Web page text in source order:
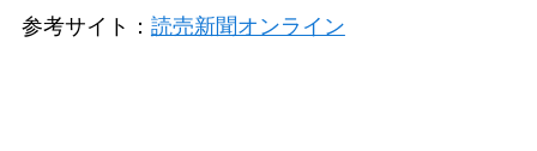
参考サイト： 読売新聞オンライン